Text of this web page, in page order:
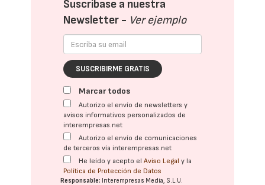
Suscríbase a nuestra
Newsletter - Ver ejemplo
SUSCRIBIRME GRATIS
Marcar todos
Autorizo el envío de newsletters y
avisos informativos personalizados de
interempresas.net
Autorizo el envío de comunicaciones
de terceros vía interempresas.net
He leído y acepto elAviso Legal y la
Política de Protección de Datos
Responsable: Interempresas Media, S.L.U.